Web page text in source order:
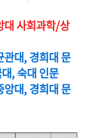
사회과학/상
대, 경희대 문
, 숙대 인문
대, 경희대 문